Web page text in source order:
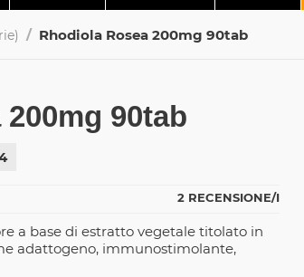
/ Rhodiola Rosea 200mg 90tab
90tab
2 RECENSIONE/I
a base di estratto vegetale titolato in
adattogeno, immunostimolante,